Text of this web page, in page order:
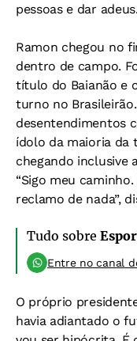
pessoas e dar adeus.
Ramon chegou no
dentro de campo.
título do Baianão e
turno no
desentendimentos
ídolo da maioria da
chegando inclusive
“Sigo meu
reclamo de nada”,
Tudo sobre
Entre no canal
O próprio
havia adiantado o